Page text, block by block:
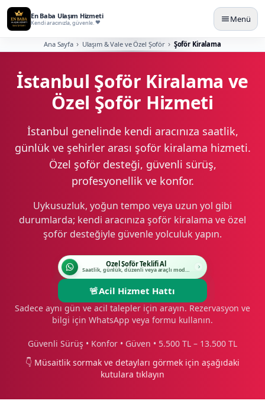
En Baba Ulaşım Hizmeti
Kendi aracınızla, güvenle. Menü
Ana Sayfa Ulaşım & Vale ve Özel Şoför Şoför Kiralama
İstanbul Şoför Kiralama ve
Özel Şoför Hizmeti
İstanbul genelinde kendi aracınıza saatlik,
günlük ve şehirler arası şoför kiralama hizmeti.
Özel şoför desteği, güvenli sürüş,
profesyonellik ve konfor.
Uykusuzluk, yoğun tempo veya uzun yol gibi
durumlarda; kendi aracınıza şoför kiralama ve özel
şoför desteğiyle güvenle yolculuk yapın.
Özel Şoför Teklifi Al
Saatlik, günlük, düzenli veya araçlı modeli seçin.
🚨Acil Hizmet Hattı
Sadece aynı gün ve acil talepler için arayın. Rezervasyon ve
bilgi için WhatsApp veya formu kullanın.
Güvenli Sürüş • Konfor • Güven • 5.500 TL – 13.500 TL
👇 Müsaitlik sormak ve detayları görmek için aşağıdaki
kutulara tıklayın